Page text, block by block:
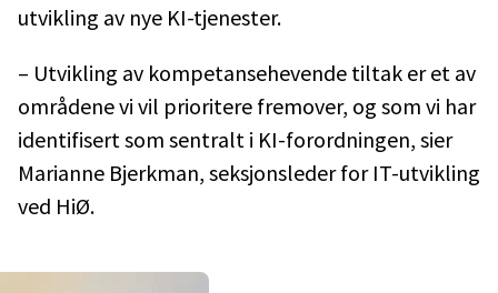
utvikling av nye KI-tjenester.
– Utvikling av kompetansehevende tiltak er et av
områdene vi vil prioritere fremover, og som vi har
identifisert som sentralt i KI-forordningen, sier
Marianne Bjerkman, seksjonsleder for IT-utvikling
ved HiØ.